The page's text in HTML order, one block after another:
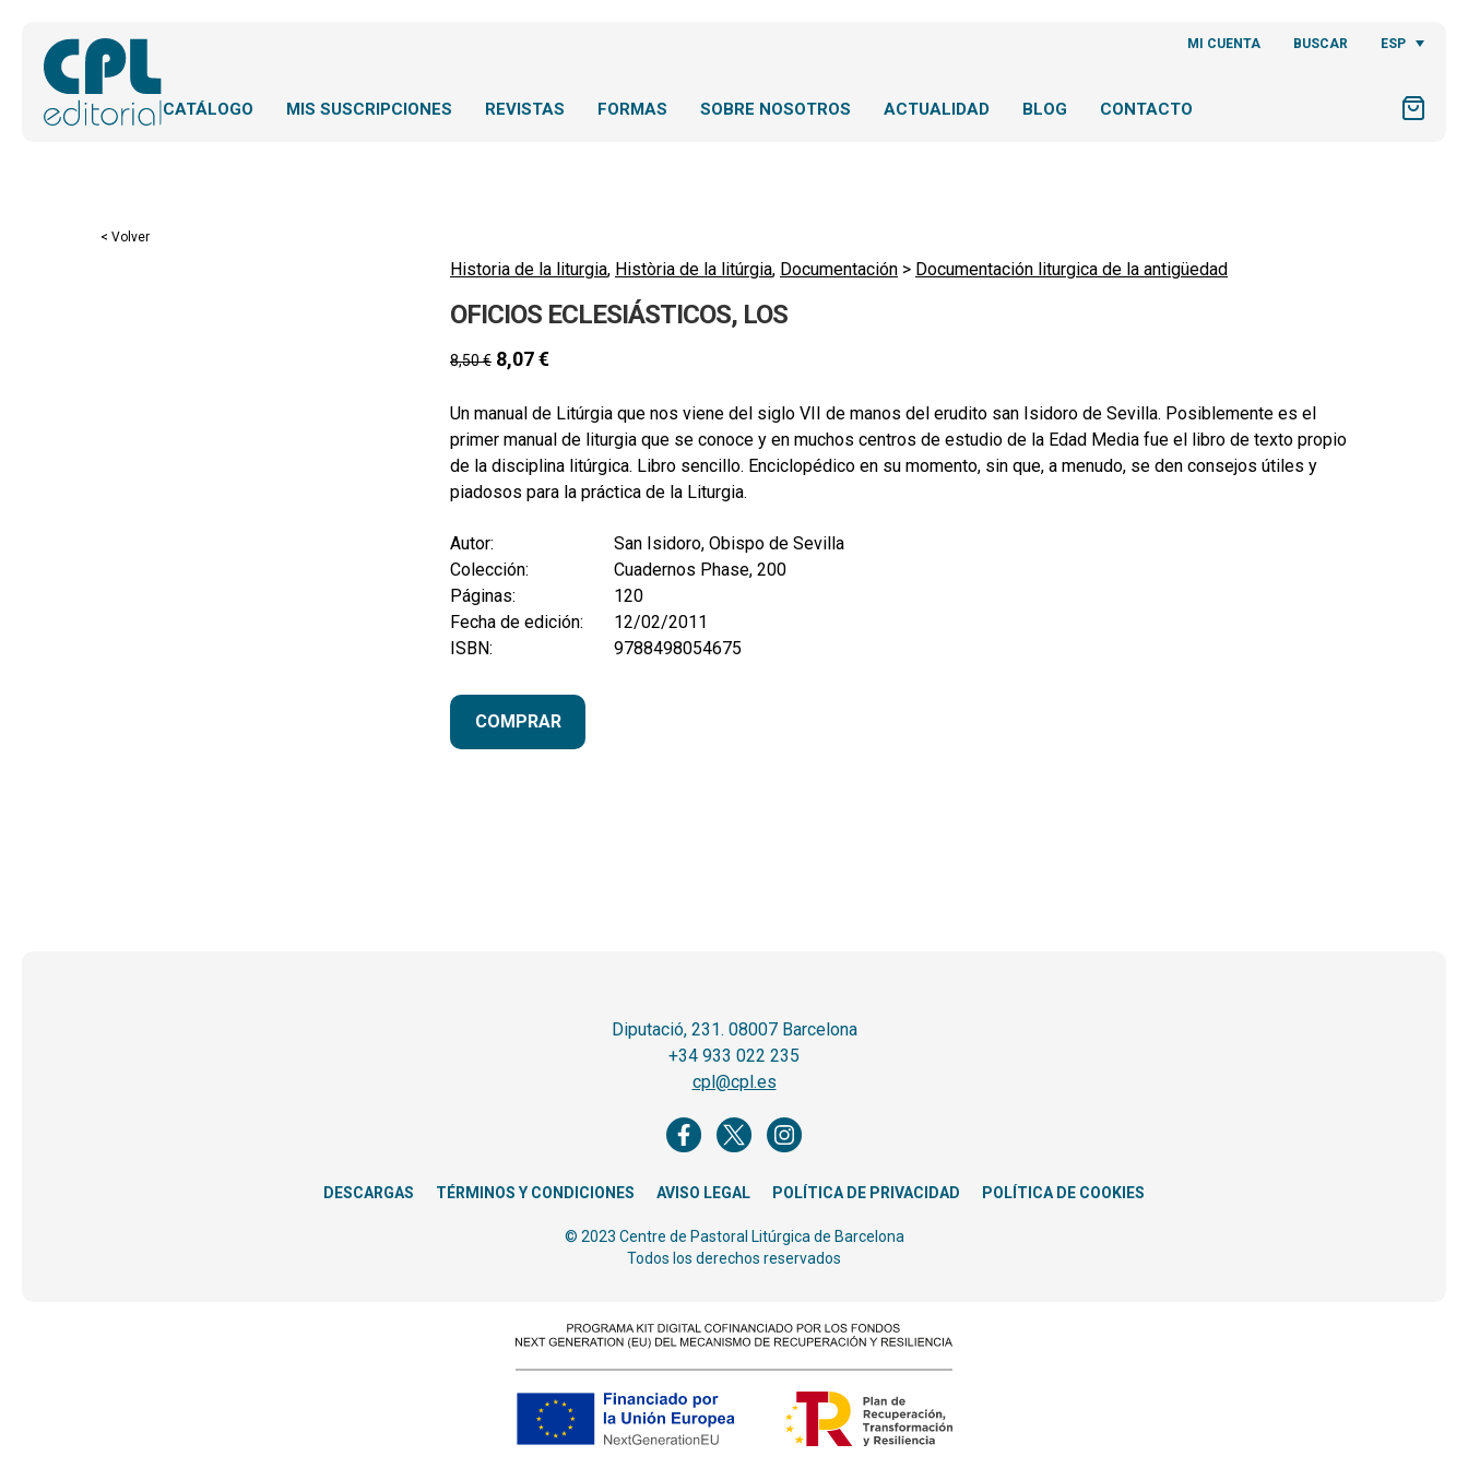
MI CUENTA BUSCAR ESP
CATÁLOGO MIS SUSCRIPCIONES REVISTAS FORMAS SOBRE NOSOTROS ACTUALIDAD BLOG CONTACTO
< Volver
Historia de la liturgia, Història de la litúrgia, Documentación > Documentación liturgica de la antigüedad
OFICIOS ECLESIÁSTICOS, LOS
8,50€ 8,07€
Un manual de Litúrgia que nos viene del siglo VII de manos del erudito san Isidoro de Sevilla. Posiblemente es el
primer manual de liturgia que se conoce y en muchos centros de estudio de la Edad Media fue el libro de texto propio
de la disciplina litúrgica. Libro sencillo. Enciclopédico en su momento, sin que, a menudo, se den consejos útiles y
piadosos para la práctica de la Liturgia.
Autor:
San Isidoro, Obispo de Sevilla
Colección:
Cuadernos Phase, 200
Páginas:
120
Fecha de edición:
12/02/2011
ISBN:
9788498054675
COMPRAR
Diputació, 231. 08007 Barcelona
+34 933 022 235
cpl@cpl.es
DESCARGAS TÉRMINOS Y CONDICIONES AVISO LEGAL POLÍTICA DE PRIVACIDAD POLÍTICA DE COOKIES
© 2023 Centre de Pastoral Litúrgica de Barcelona
Todos los derechos reservados